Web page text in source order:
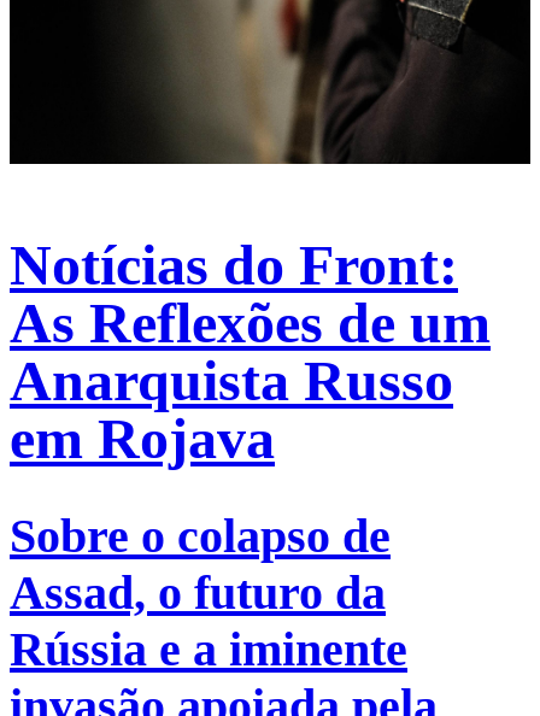
Notícias do Front:
As Reflexões de um
Anarquista Russo
em Rojava
Sobre o colapso de
Assad, o futuro da
Rússia e a iminente